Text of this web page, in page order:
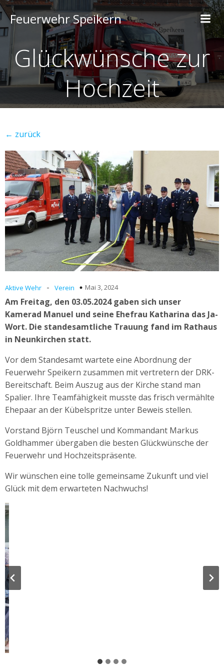
Feuerwehr Speikern
Glückwünsche zur
Hochzeit
← zurück
Aktive Wehr - Verein Mai 3, 2024
Am Freitag, den 03.05.2024 gaben sich unser
Kamerad Manuel und seine Ehefrau Katharina das Ja-
Wort. Die standesamtliche Trauung fand im Rathaus
in Neunkirchen statt.
Vor dem Standesamt wartete eine Abordnung der
Feuerwehr Speikern zusammen mit vertretern der DRK-
Bereitschaft. Beim Auszug aus der Kirche stand man
Spalier. Ihre Teamfähigkeit musste das frisch vermählte
Ehepaar an der Kübelspritze unter Beweis stellen.
Vorstand Björn Teuschel und Kommandant Markus
Goldhammer übergaben die besten Glückwünsche der
Feuerwehr und Hochzeitspräsente.
Wir wünschen eine tolle gemeinsame Zukunft und viel
Glück mit dem erwarteten Nachwuchs!